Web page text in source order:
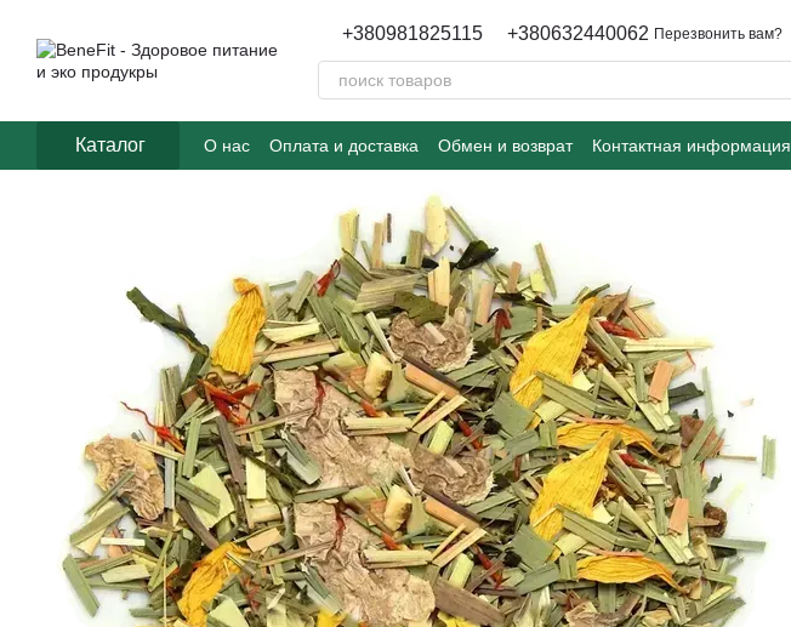
+380981825115 +380632440062 Перезвонить вам?
Каталог О нас Оплата и доставка Обмен и возврат Контактная информация